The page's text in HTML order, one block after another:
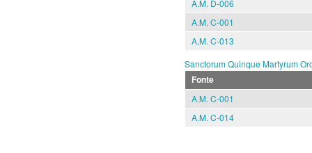
A.M. D-006
A.M. C-001
A.M. C-013
Sanctorum Quinque Martyrum
Fonte
A.M. C-001
A.M. C-014